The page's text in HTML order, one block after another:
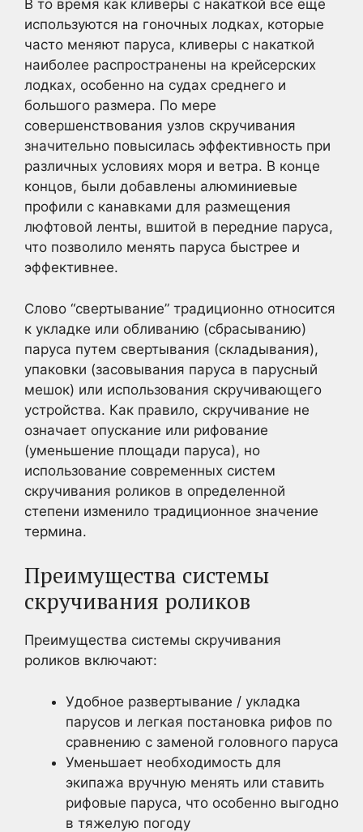
В то время как кливеры с накаткой все еще
используются на гоночных лодках, которые
часто меняют паруса, кливеры с накаткой
наиболее распространены на крейсерских
лодках, особенно на судах среднего и
большого размера. По мере
совершенствования узлов скручивания
значительно повысилась эффективность при
различных условиях моря и ветра. В конце
концов, были добавлены алюминиевые
профили с канавками для размещения
люфтовой ленты, вшитой в передние паруса,
что позволило менять паруса быстрее и
эффективнее.
Слово “свертывание” традиционно относится
к укладке или обливанию (сбрасыванию)
паруса путем свертывания (складывания),
упаковки (засовывания паруса в парусный
мешок) или использования скручивающего
устройства. Как правило, скручивание не
означает опускание или рифование
(уменьшение площади паруса), но
использование современных систем
скручивания роликов в определенной
степени изменило традиционное значение
термина.
Преимущества системы
скручивания роликов
Преимущества системы скручивания
роликов включают:
Удобное развертывание / укладка
парусов и легкая постановка рифов по
сравнению с заменой головного паруса
Уменьшает необходимость для
экипажа вручную менять или ставить
рифовые паруса, что особенно выгодно
в тяжелую погоду